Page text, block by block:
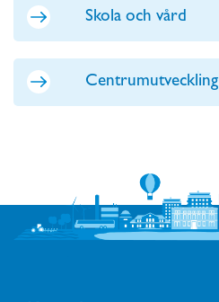
Skola och vård
Centrumutveckling